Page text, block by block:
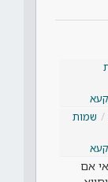
שמות
אם